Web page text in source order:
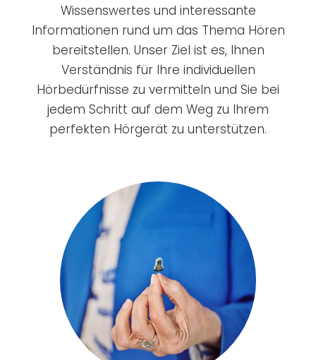
Wissenswertes und interessante
Informationen rund um das Thema Hören
bereitstellen. Unser Ziel ist es, Ihnen
Verständnis für Ihre individuellen
Hörbedürfnisse zu vermitteln und Sie bei
jedem Schritt auf dem Weg zu Ihrem
perfekten Hörgerät zu unterstützen.